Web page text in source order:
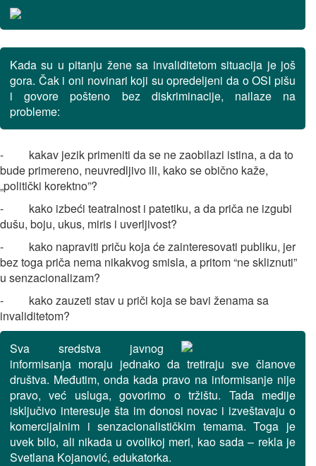
Kada su u pitanju žene sa invaliditetom situacija je još
gora. Čak i oni novinari koji su opredeljeni da o OSI pišu
i govore pošteno bez diskriminacije, nailaze na
probleme:
- kakav jezik primeniti da se ne zaobilazi istina, a da to
bude primereno, neuvredljivo ili, kako se obično kaže,
„politički korektno”?
- kako izbeći teatralnost i patetiku, a da priča ne izgubi
dušu, boju, ukus, miris i uverljivost?
- kako napraviti priču koja će zainteresovati publiku, jer
bez toga priča nema nikakvog smisla, a pritom “ne skliznuti”
u senzacionalizam?
- kako zauzeti stav u priči koja se bavi ženama sa
invaliditetom?
Sva sredstva javnog
informisanja moraju jednako da tretiraju sve članove
društva. Međutim, onda kada pravo na informisanje nije
pravo, već usluga, govorimo o tržištu. Tada medije
isključivo interesuje šta im donosi novac i izveštavaju o
komercijalnim i senzacionalističkim temama. Toga je
uvek bilo, ali nikada u ovolikoj meri, kao sada – rekla je
Svetlana Kojanović, edukatorka.